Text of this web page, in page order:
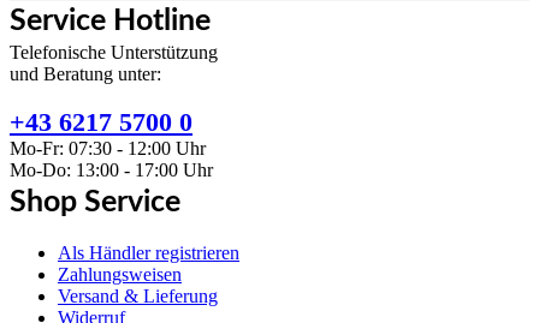
Service Hotline
Telefonische Unterstützung
und Beratung unter:
+43 6217 5700 0
Mo-Fr: 07:30 - 12:00 Uhr
Mo-Do: 13:00 - 17:00 Uhr
Shop Service
Als Händler registrieren
Zahlungsweisen
Versand & Lieferung
Widerruf